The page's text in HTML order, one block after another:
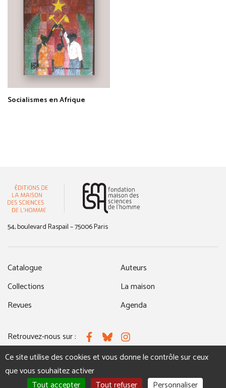
Socialismes en Afrique
54, boulevard Raspail – 75006 Paris
Catalogue
Collections
Revues
Auteurs
La maison
Agenda
Retrouvez-nous sur : FacebookBlueskyInstagram
MENTIONS LÉGALES NOUS CONTACTER
Ce site utilise des cookies et vous donne le contrôle sur ceux
que vous souhaitez activer
Tout accepter
Tout refuser Personnaliser